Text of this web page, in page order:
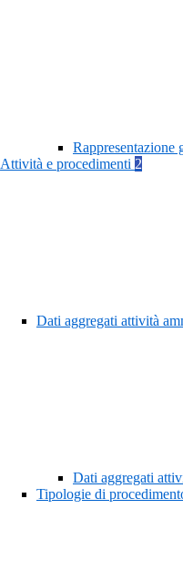
Rappresentazione
Attività e procedimenti 2
Dati aggregati attività
Dati aggregati
Tipologie di